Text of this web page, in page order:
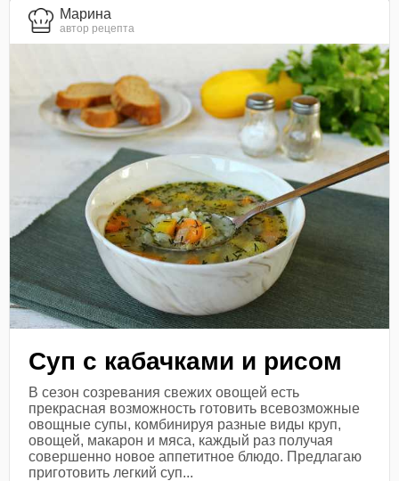
Марина
автор рецепта
Суп с кабачками и рисом
В сезон созревания свежих овощей есть
прекрасная возможность готовить всевозможные
овощные супы, комбинируя разные виды круп,
овощей, макарон и мяса, каждый раз получая
совершенно новое аппетитное блюдо. Предлагаю
приготовить легкий суп...